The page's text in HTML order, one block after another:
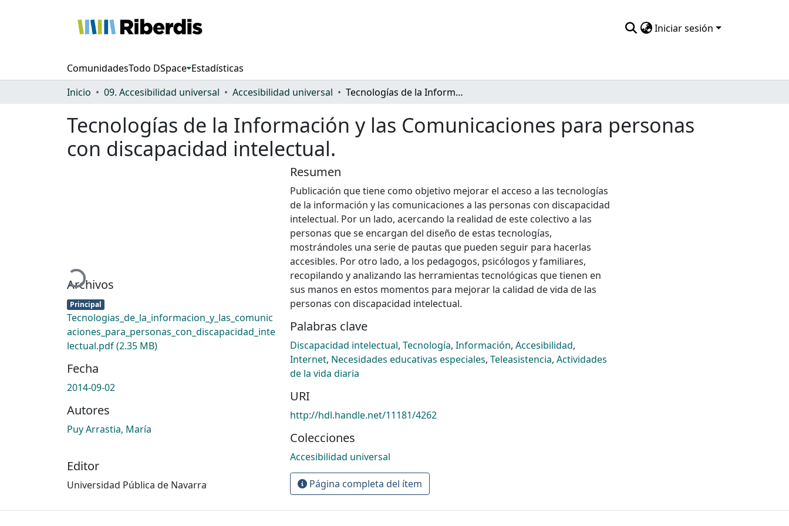
Iniciar sesión
ComunidadesTodo DSpace Estadísticas
Inicio
09. Accesibilidad universal Accesibilidad universal Tecnologías de la Información y las Comunicaciones para personas con discapacidad intelectual.
Tecnologías de la Información y las Comunicaciones para personas
con discapacidad intelectual.
Cargando...
Archivos
Principal
Tecnologias_de_la_informacion_y_las_comunic
aciones_para_personas_con_discapacidad_inte
lectual.pdf(2.35 MB)
Fecha
2014-09-02
Autores
Puy Arrastia, María
Editor
Universidad Pública de Navarra
Resumen
Publicación que tiene como objetivo mejorar el acceso a las tecnologías
de la información y las comunicaciones a las personas con discapacidad
intelectual. Por un lado, acercando la realidad de este colectivo a las
personas que se encargan del diseño de estas tecnologías,
mostrándoles una serie de pautas que pueden seguir para hacerlas
accesibles. Por otro lado, a los pedagogos, psicólogos y familiares,
recopilando y analizando las herramientas tecnológicas que tienen en
sus manos en estos momentos para mejorar la calidad de vida de las
personas con discapacidad intelectual.
Palabras clave
Discapacidad intelectual, Tecnología, Información, Accesibilidad,
Internet, Necesidades educativas especiales, Teleasistencia, Actividades
de la vida diaria
URI
http://hdl.handle.net/11181/4262
Colecciones
Accesibilidad universal
Página completa del ítem